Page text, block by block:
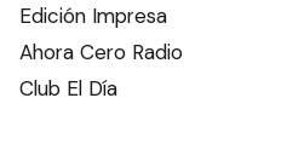
Edición Impresa
Ahora Cero Radio
Club El Día